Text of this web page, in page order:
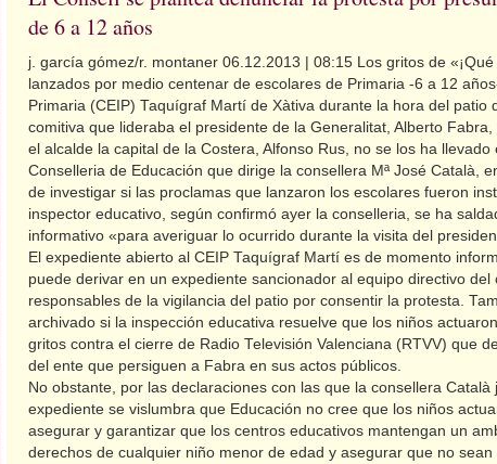
de 6 a 12 años
j. garcía gómez/r. montaner 06.12.2013 | 08:15
Los gritos de
lanzados por medio centenar de escolares de Primaria -6 a 12
Primaria (CEIP) Taquígraf Martí de Xàtiva durante la hora del patio
comitiva que lideraba el presidente de la Generalitat, Alberto
el alcalde la capital de la Costera, Alfonso Rus, no se los ha
Conselleria de Educación que dirige la consellera Mª José Català,
de investigar si las proclamas que lanzaron los escolares fueron
inspector educativo, según confirmó ayer la conselleria, se ha
informativo «para averiguar lo ocurrido durante la visita del
El expediente abierto al CEIP Taquígraf Martí es de momento
puede derivar en un expediente sancionador al equipo directivo
responsables de la vigilancia del patio por consentir la protesta.
archivado si la inspección educativa resuelve que los niños
gritos contra el cierre de Radio Televisión Valenciana (RTVV) que
del ente que persiguen a Fabra en sus actos públicos.
No obstante, por las declaraciones con las que la consellera Català
expediente se vislumbra que Educación no cree que los niños
asegurar y garantizar que los centros educativos mantengan un
derechos de cualquier niño menor de edad y asegurar que no